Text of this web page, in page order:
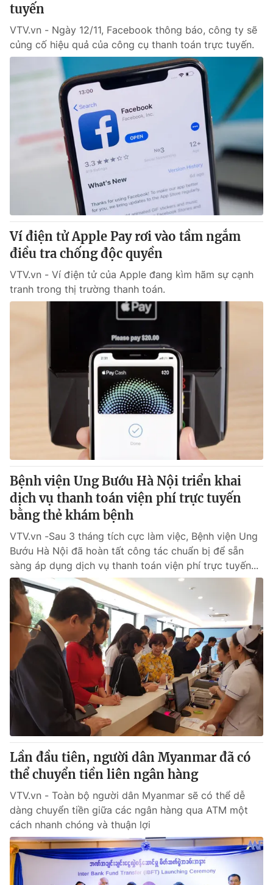
tuyến
VTV.vn - Ngày 12/11, Facebook thông báo, công ty sẽ
củng cố hiệu quả của công cụ thanh toán trực tuyến.
Ví điện tử Apple Pay rơi vào tầm ngắm
điều tra chống độc quyền
VTV.vn - Ví điện tử của Apple đang kìm hãm sự cạnh
tranh trong thị trường thanh toán.
Bệnh viện Ung Bướu Hà Nội triển khai
dịch vụ thanh toán viện phí trực tuyến
bằng thẻ khám bệnh
VTV.vn -Sau 3 tháng tích cực làm việc, Bệnh viện Ung
Bướu Hà Nội đã hoàn tất công tác chuẩn bị để sẵn
sàng áp dụng dịch vụ thanh toán viện phí trực tuyến...
Lần đầu tiên, người dân Myanmar đã có
thể chuyển tiền liên ngân hàng
VTV.vn - Toàn bộ người dân Myanmar sẽ có thể dễ
dàng chuyển tiền giữa các ngân hàng qua ATM một
cách nhanh chóng và thuận lợi